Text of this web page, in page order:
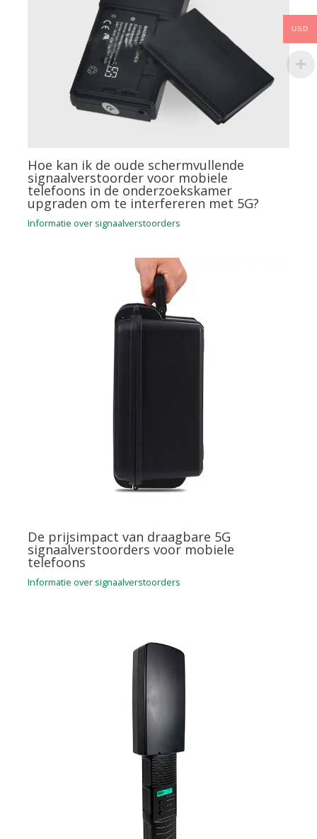
Hoe kan ik de oude schermvullende
signaalverstoorder voor mobiele
telefoons in de onderzoekskamer
upgraden om te interfereren met 5G?
Informatie over signaalverstoorders
De prijsimpact van draagbare 5G
signaalverstoorders voor mobiele
telefoons
Informatie over signaalverstoorders
USD